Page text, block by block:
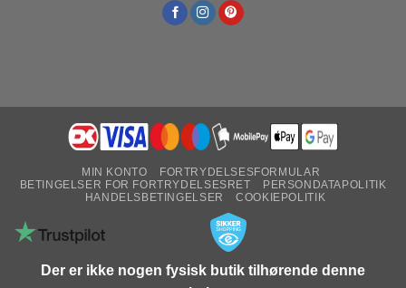
MIN KONTO
FORTRYDELSESFORMULAR
BETINGELSER FOR FORTRYDELSESRET
PERSONDATAPOLITIK
HANDELSBETINGELSER
COOKIEPOLITIK
Der er ikke nogen fysisk butik tilhørende denne